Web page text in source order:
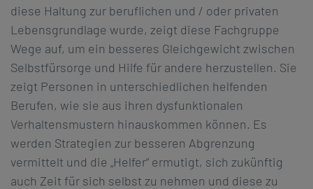
diese Haltung zur beruflichen und / oder privaten
Lebensgrundlage wurde, zeigt diese Fachgruppe
Wege auf, um ein besseres Gleichgewicht zwischen
Selbstfürsorge und Hilfe für andere herzustellen. Sie
zeigt Personen in unterschiedlichen helfenden
Berufen, wie sie aus ihren dysfunktionalen
Verhaltensmustern hinauskommen können. Es
werden Strategien zur besseren Abgrenzung
vermittelt und die „Helfer“ ermutigt, sich zukünftig
auch Zeit für sich selbst zu nehmen und diese zu